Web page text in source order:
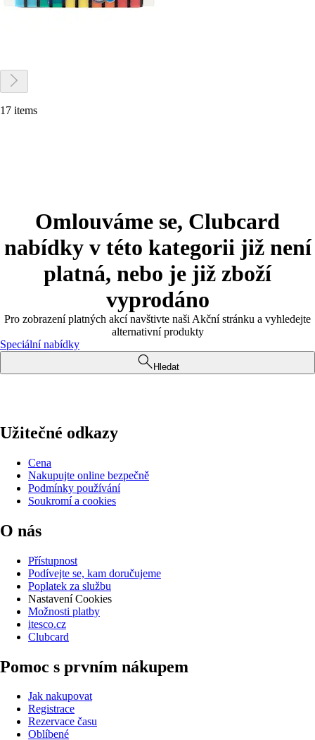
17 items
Omlouváme se, Clubcard
nabídky v této kategorii již není
platná, nebo je již zboží
vyprodáno
Pro zobrazení platných akcí navštivte naši Akční stránku a vyhledejte
alternativní produkty
Speciální nabídky
Hledat
Užitečné odkazy
Cena
Nakupujte online bezpečně
Podmínky používání
Soukromí a cookies
O nás
Přístupnost
Podívejte se, kam doručujeme
Poplatek za službu
Nastavení Cookies
Možnosti platby
itesco.cz
Clubcard
Pomoc s prvním nákupem
Jak nakupovat
Registrace
Rezervace času
Oblíbené